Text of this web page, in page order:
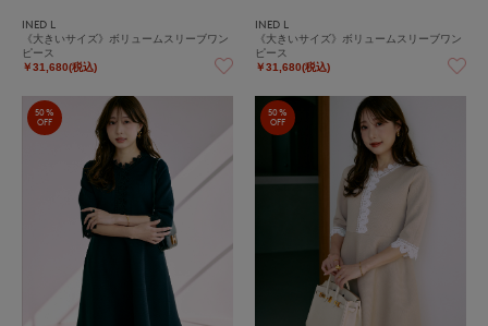
INED L
《大きいサイズ》ボリュームスリーブワン
ピース
￥31,680(税込)
INED L
《大きいサイズ》ボリュームスリーブワン
ピース
￥31,680(税込)
50%
OFF
50%
OFF